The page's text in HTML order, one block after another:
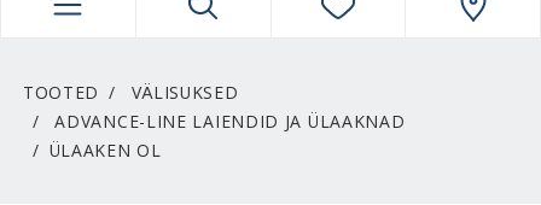
TOOTED
VÄLISUKSED
ADVANCE-LINE LAIENDID JA ÜLAAKNAD
ÜLAAKEN OL